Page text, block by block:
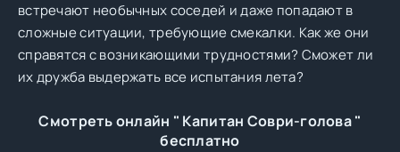
встречают необычных соседей и даже попадают в
сложные ситуации, требующие смекалки. Как же они
справятся с возникающими трудностями? Сможет ли
их дружба выдержать все испытания лета?
Смотреть онлайн " Капитан Соври-голова "
бесплатно